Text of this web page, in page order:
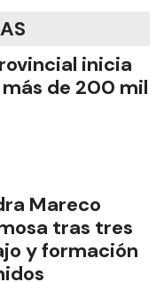
inicia
de 200 mil
Mareco
tras tres
y formación